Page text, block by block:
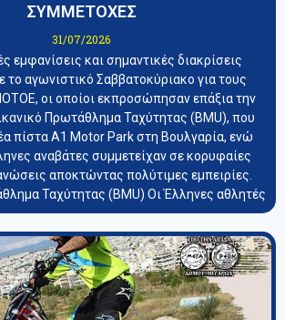
ΣΥΜΜΕΤΟΧΕΣ
31/07/2026
εμφανίσεις και σημαντικές διακρίσεις
αγωνιστικό Σαββατοκύριακο για τους
οι οποίοι εκπροσώπησαν επάξια την
Πρωτάθλημα Ταχύτητας (BMU), που
πίστα A1 Motor Park στη Βουλγαρία, ενώ
αναβάτες συμμετείχαν σε κορυφαίες
αποκτώντας πολύτιμες εμπειρίες.
Ταχύτητας (BMU) Οι Έλληνες αθλητές